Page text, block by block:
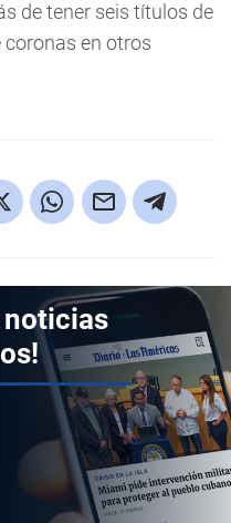
de tener seis títulos de
en otros
noticias